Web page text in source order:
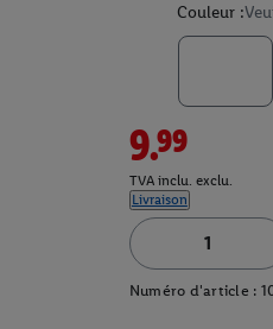
Couleur :
9.99
TVA inclu. exclu.
Livraison
Numéro d'article :